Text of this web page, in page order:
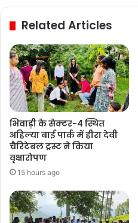
Related Articles
भिवाड़ी के सेक्टर-4 स्थित
अहिल्या बाई पार्क में हीरा देवी
चैरिटेबल ट्रस्ट ने किया
वृक्षारोपण
15 hours ago